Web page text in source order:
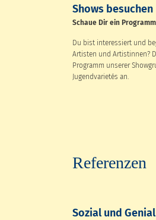
Shows besuchen
Schaue Dir ein
Du bist interessiert und
Artisten und Artistinnen?
Programm unserer
Jugendvarietés an.
Referenzen
Sozial und Genial